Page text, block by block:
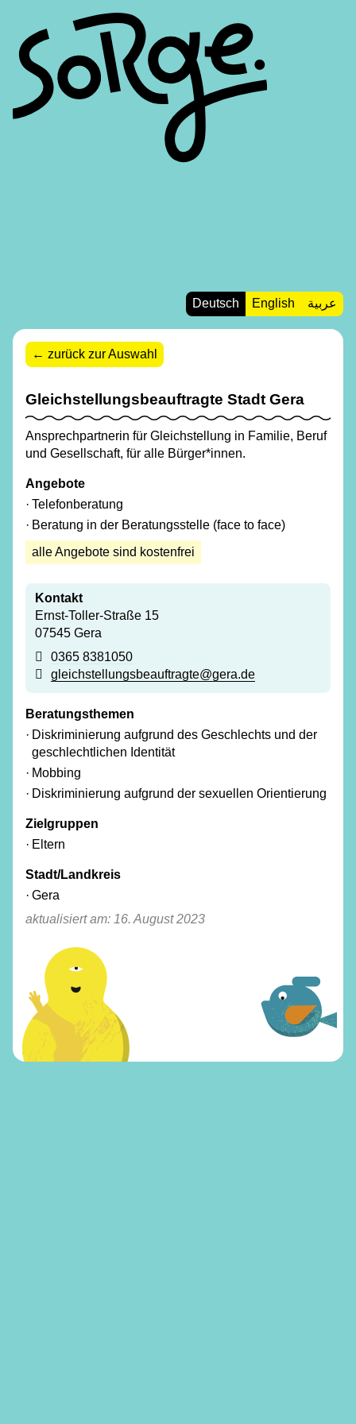
Deutsch English عربية
zurück zur Auswahl
Gleichstellungsbeauftragte Stadt Gera
Ansprechpartnerin für Gleichstellung in Familie, Beruf
und Gesellschaft, für alle Bürger*innen.
Angebote
Telefonberatung
Beratung in der Beratungsstelle (face to face)
alle Angebote sind kostenfrei
Kontakt
Ernst-Toller-Straße 15
07545 Gera
0365 8381050
gleichstellungsbeauftragte@gera.de
Beratungsthemen
Diskriminierung aufgrund des Geschlechts und der
geschlechtlichen Identität
Mobbing
Diskriminierung aufgrund der sexuellen Orientierung
Zielgruppen
Eltern
Stadt/Landkreis
Gera
aktualisiert am: 16. August 2023